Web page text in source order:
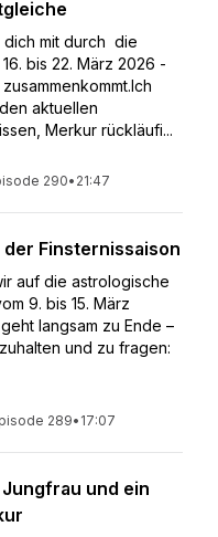
dich mit durch die
bis 22. März 2026 -
aktuellen
Merkur rückläufi...
290• 21:47
Finsternissaison
auf die astrologische
9. bis 15. März
langsam zu Ende –
und zu fragen:
289• 17:07
und ein